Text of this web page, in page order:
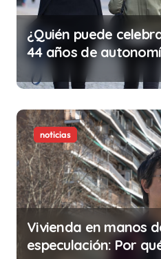
¿Quién puede
44 años de
noticias
Vivienda en manos
especulación: Por